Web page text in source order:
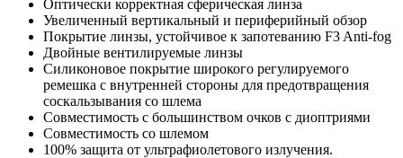
Оптически корректная сферическая линза
Увеличенный вертикальный и периферийный обзор
Покрытие линзы, устойчивое к запотеванию F3 Anti-fog
Двойные вентилируемые линзы
Силиконовое покрытие широкого регулируемого
ремешка с внутренней стороны для предотвращения
соскальзывания со шлема
Совместимость с большинством очков с диоптриями
Совместимость со шлемом
100% защита от ультрафиолетового излучения.